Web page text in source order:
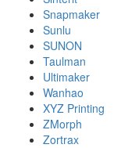
Snapmaker
Sunlu
SUNON
Taulman
Ultimaker
Wanhao
XYZ Printing
ZMorph
Zortrax